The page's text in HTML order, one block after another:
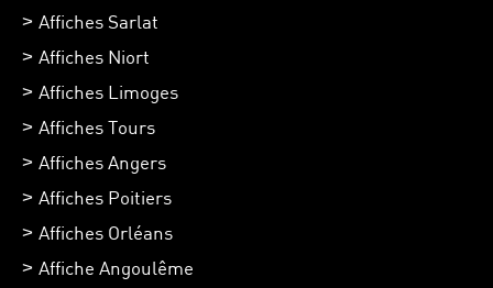
Affiches Sarlat
Affiches Niort
Affiches Limoges
Affiches Tours
Affiches Angers
Affiches Poitiers
Affiches Orléans
Affiche Angoulême